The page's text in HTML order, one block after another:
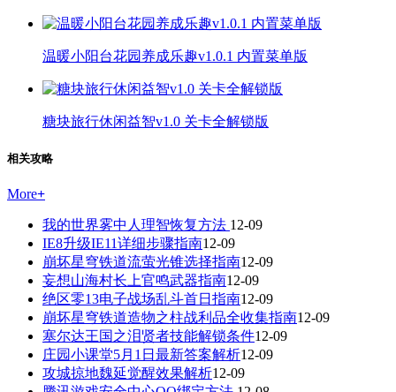
温暖小阳台花园养成乐趣v1.0.1 内置菜单版
糖块旅行休闲益智v1.0 关卡全解锁版
相关攻略
More+
我的世界雾中人理智恢复方法 12-09
IE8升级IE11详细步骤指南12-09
崩坏星穹铁道流萤光锥选择指南12-09
妄想山海村长上官鸣武器指南12-09
绝区零13电子战场乱斗首日指南12-09
崩坏星穹铁道造物之柱战利品全收集指南12-09
塞尔达王国之泪贤者技能解锁条件12-09
庄园小课堂5月1日最新答案解析12-09
攻城掠地魏延觉醒效果解析12-09